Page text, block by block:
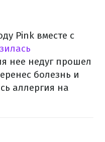
Pink вместе с
нее недуг прошел
болезнь и
аллергия на